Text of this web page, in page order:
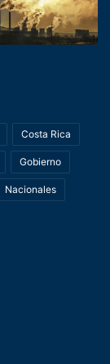
Costa Rica
Gobierno
Nacionales